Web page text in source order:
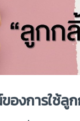
ของการใช้ลู